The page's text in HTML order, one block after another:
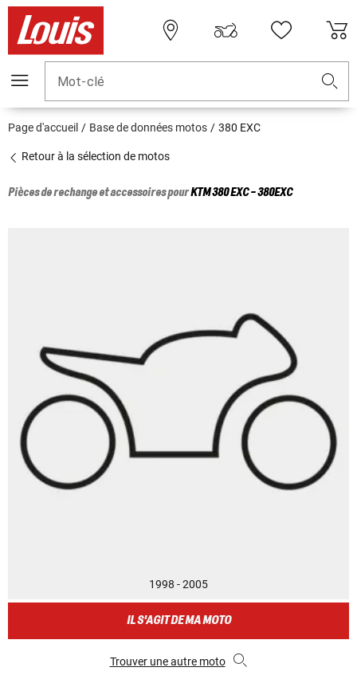
Mot-clé
Page d'accueil Base de données motos 380 EXC
Retour à la sélection de motos
Pièces de rechange et accessoires pourKTM380 EXC - 380EXC
1998 - 2005
IL S'AGIT DE MA MOTO
Trouver une autre moto